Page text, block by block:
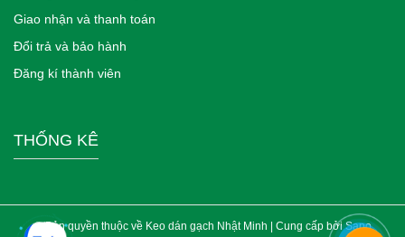
Giao nhận và thanh toán
Đổi trả và bảo hành
Đăng kí thành viên
THỐNG KÊ
© Bản quyền thuộc về Keo dán gạch Nhật Minh | Cung cấp bởiSapo